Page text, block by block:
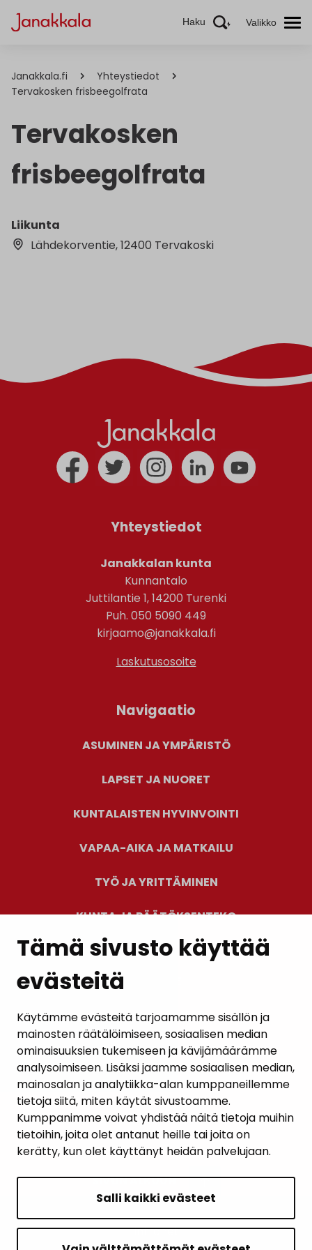
Tämä sivusto käyttää
evästeitä
Käytämme evästeitä tarjoamamme sisällön ja
mainosten räätälöimiseen, sosiaalisen median
ominaisuuksien tukemiseen ja kävijämäärämme
analysoimiseen. Lisäksi jaamme sosiaalisen median,
mainosalan ja analytiikka-alan kumppaneillemme
tietoja siitä, miten käytät sivustoamme.
Kumppanimme voivat yhdistää näitä tietoja muihin
tietoihin, joita olet antanut heille tai joita on
kerätty, kun olet käyttänyt heidän palvelujaan.
Salli kaikki evästeet
Haku Valikko
Janakkala.fi
Yhteystiedot
Tervakosken frisbeegolfrata
Tervakosken
frisbeegolfrata
Liikunta
Lähdekorventie, 12400 Tervakoski
Yhteystiedot
Janakkalan kunta
Kunnantalo
Juttilantie 1, 14200 Turenki
Puh. 050 5090 449
kirjaamo@janakkala.fi
Laskutusosoite
Navigaatio
ASUMINEN JA YMPÄRISTÖ
LAPSET JA NUORET
KUNTALAISTEN HYVINVOINTI
VAPAA-AIKA JA MATKAILU
TYÖ JA YRITTÄMINEN
KUNTA JA PÄÄTÖKSENTEKO
AJANKOHTAISET
YHTEYSTIEDOT
KARTTAPALVELU
SIVUN ALKUUN
Intranet